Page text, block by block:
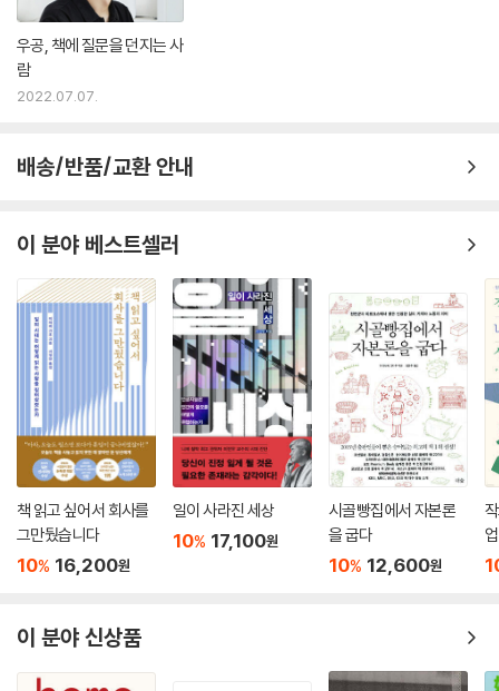
농사에서 깻잎 농사로 바꾼 농장주들의 사연, 20·30대 젊은 이주 여성이
밭농사를 도맡으면서 한국 노인 여성의 일자리가 없어졌다는 이야기, 고용
주로서 이주노동자를 대하고 관리하는 농민들만의 방식, 시내에 옹기종기
모여 있는 외국인 음식점과 동남아에서 온 각종 식자재를 파는 시골 마트
결국 김미자(가명, 60대) 씨네는 배추에서 깻잎으로 작물을 바꾸었다. ‘깻
다. 이는 상대적으로 인건비가 싼 노동자가 감당할 수 있는 일이라는 뜻이
기도 하다. _133쪽
“(200평 기준 깻잎) 비닐하우스 한 동에 보통 3천만 원 정도 매출이 난다
고 보면 된다고 하더라고요. 제가 하우스 여섯 동을 갖고 있으니까 이 정도
면 1억 8천만 원 정도 매출이 나겠죠. 여기서 농비, 인건비, 시설 투자비 빼
고 나면 절반 정도 이익이 날 거예요. 그런데 농약 값 이런 건 별로 안 들거
든요. 인건비가 많이 들어가요. 하우스 세 동 정도는 (세 명의) 인건비로 나
가고, 제 인건비는 나머지 세 동 정도 가져간다고 보면 돼요. 작년(2019
년) 같은 경우는 깻잎이 대박 터졌거든요. 이 정도 규모에서 대박 터졌으면
이익이 한 2억 나왔을 거예요.” _137쪽
‘현대판 노예제’가 된 고용허가제
저자는 이 책에서 시종일관 고용허가제가 농·어촌과 중소기업의 인력난을
해소하기 위해 우리가 필요해서 만든 제도이지 “저개발국 사람들에게 시
우공, 책에 질문을 던지는 사
람
2022.07.07.
배송/반품/교환 안내
이 분야 베스트셀러
책 읽고 싶어서 회사를
그만뒀습니다
10% 16,200원
일이 사라진 세상
10% 17,100원
시골빵집에서 자본론
을 굽다
10% 12,600원
이 분야 신상품